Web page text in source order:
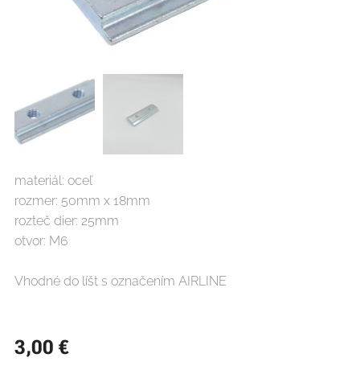
materiál: oceľ
rozmer: 50mm x 18mm
rozteč dier: 25mm
otvor: M6
Vhodné do líšt s označením AIRLINE
3,00 €